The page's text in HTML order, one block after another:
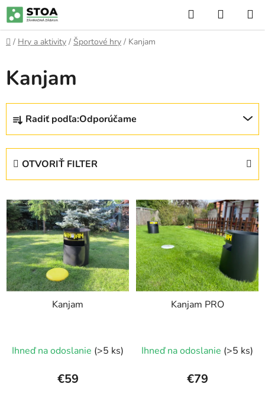
Prejsť
na
obsah
Hľadať
KOŠÍK
Domov
/ Hry a aktivity / Športové hry / Kanjam
Kanjam
R
d
e
p
r
o
d
u
k
Radiť podľa:Odporúčame
OTVORIŤ FILTER
V
ý
p
i
s
p
r
k
Kanjam
Ihneď na odoslanie (>5 ks)
€59
Kanjam PRO
Ihneď na odoslanie (>5 ks)
€79